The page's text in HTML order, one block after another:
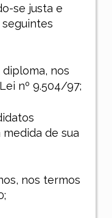
se justa e
diploma, nos
nº 9.504/97;
de sua
nos termos